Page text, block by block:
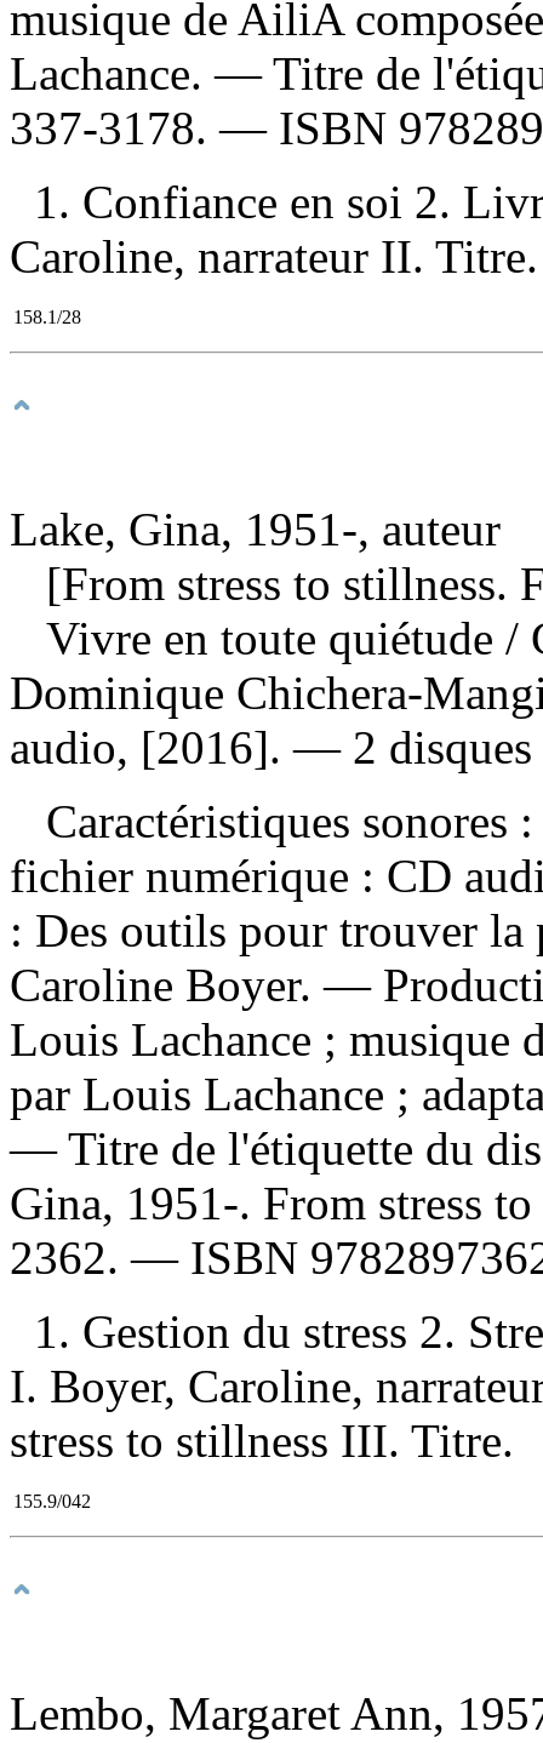
musique de AiliA
Lachance. — Titre de
337-3178. — ISBN
1. Confiance en soi 2.
Caroline, narrateur II. Titre.
158.1/28
Lake, Gina, 1951-, auteur
[From stress to stillness.
Vivre en toute quiétude /
Dominique Chichera-
audio, [2016]. — 2
Caractéristiques sonores
fichier numérique : CD
: Des outils pour trouver
Caroline Boyer. —
Louis Lachance ; musique
par Louis Lachance ;
— Titre de l'étiquette du
Gina, 1951-. From stress
2362. — ISBN
1. Gestion du stress 2.
I. Boyer, Caroline,
stress to stillness III. Titre.
155.9/042
Lembo, Margaret Ann,